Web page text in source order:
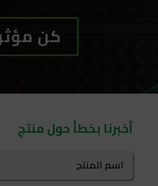
كن
أخبرنا بخطأ حول منتج